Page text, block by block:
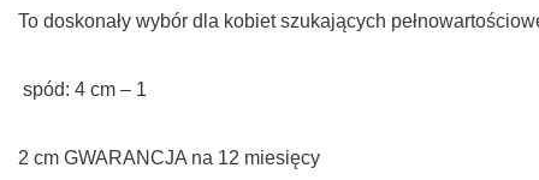
To doskonały wybór dla kobiet szukających
spód: 4 cm – 1
2 cm GWARANCJA na 12 miesięcy